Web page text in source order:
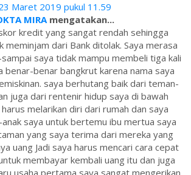
Maret 2019 pukul 11.59
MIRAmengatakan...
kredit yang sangat rendah sehingga
meminjam dari Bank ditolak. Saya merasa
saya tidak mampu membeli tiga kali
benar-benar bangkrut karena nama saya
saya berhutang baik dari teman-
juga dari rentenir hidup saya di bawah
melarikan diri dari rumah dan saya
saya untuk bertemu ibu mertua saya
yang saya terima dari mereka yang
uang Jadi saya harus mencari cara cepat
membayar kembali uang itu dan juga